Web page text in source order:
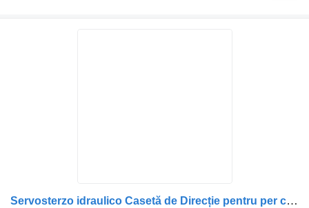
Servosterzo idraulico Casetă de Direcție pentru per camion Scania – Coduri: 2260721, 1847313, 1930693, 573180, 1353047, 1438211, 571404